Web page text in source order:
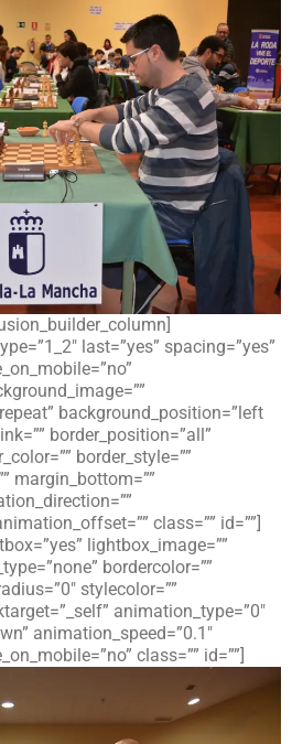
last=”yes” spacing=”yes”
background_position=”left
border_position=”all”
border_style=””
margin_bottom=””
class=”” id=””]
lightbox_image=””
bordercolor=””
stylecolor=””
animation_type=”0″
animation_speed=”0.1″
class=”” id=””]